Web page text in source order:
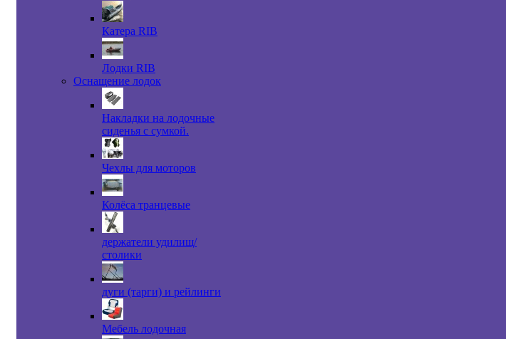
Катера RIB
Лодки RIB
Оснащение лодок
Накладки на лодочные
сиденья с сумкой.
Чехлы для моторов
Колёса транцевые
держатели удилищ/
столики
дуги (тарги) и рейлинги
Мебель лодочная